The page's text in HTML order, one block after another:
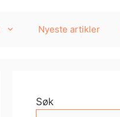
Nyeste artikler
Søk